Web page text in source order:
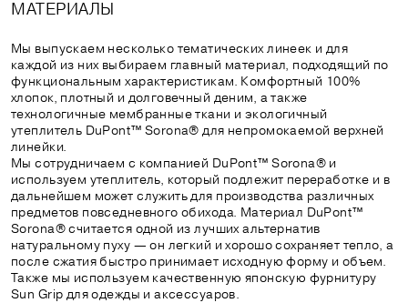
МАТЕРИАЛЫ
Мы выпускаем несколько тематических линеек и для
каждой из них выбираем главный материал, подходящий по
функциональным характеристикам. Комфортный 100%
хлопок, плотный и долговечный деним, а также
технологичные мембранные ткани и экологичный
утеплитель DuPont™ Sorona® для непромокаемой верхней
линейки.
Мы сотрудничаем с компанией DuPont™ Sorona® и
используем утеплитель, который подлежит переработке и в
дальнейшем может служить для производства различных
предметов повседневного обихода. Материал DuPont™
Sorona® считается одной из лучших альтернатив
натуральному пуху — он легкий и хорошо сохраняет тепло, а
после сжатия быстро принимает исходную форму и объем.
Также мы используем качественную японскую фурнитуру
Sun Grip для одежды и аксессуаров.